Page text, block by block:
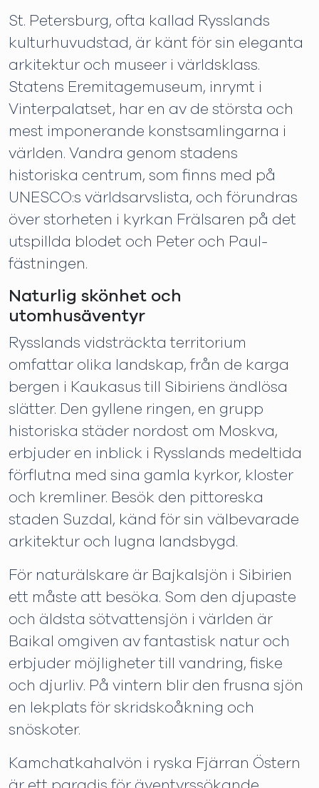
St. Petersburg, ofta kallad Rysslands
kulturhuvudstad, är känt för sin eleganta
arkitektur och museer i världsklass.
Statens Eremitagemuseum, inrymt i
Vinterpalatset, har en av de största och
mest imponerande konstsamlingarna i
världen. Vandra genom stadens
historiska centrum, som finns med på
UNESCO:s världsarvslista, och förundras
över storheten i kyrkan Frälsaren på det
utspillda blodet och Peter och Paul-
fästningen.
Naturlig skönhet och
utomhusäventyr
Rysslands vidsträckta territorium
omfattar olika landskap, från de karga
bergen i Kaukasus till Sibiriens ändlösa
slätter. Den gyllene ringen, en grupp
historiska städer nordost om Moskva,
erbjuder en inblick i Rysslands medeltida
förflutna med sina gamla kyrkor, kloster
och kremliner. Besök den pittoreska
staden Suzdal, känd för sin välbevarade
arkitektur och lugna landsbygd.
För naturälskare är Bajkalsjön i Sibirien
ett måste att besöka. Som den djupaste
och äldsta sötvattensjön i världen är
Baikal omgiven av fantastisk natur och
erbjuder möjligheter till vandring, fiske
och djurliv. På vintern blir den frusna sjön
en lekplats för skridskoåkning och
snöskoter.
Kamchatkahalvön i ryska Fjärran Östern